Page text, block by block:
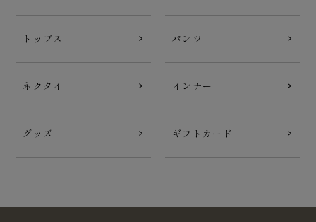
トップス パンツ
ネクタイ インナー
グッズ ギフトカード